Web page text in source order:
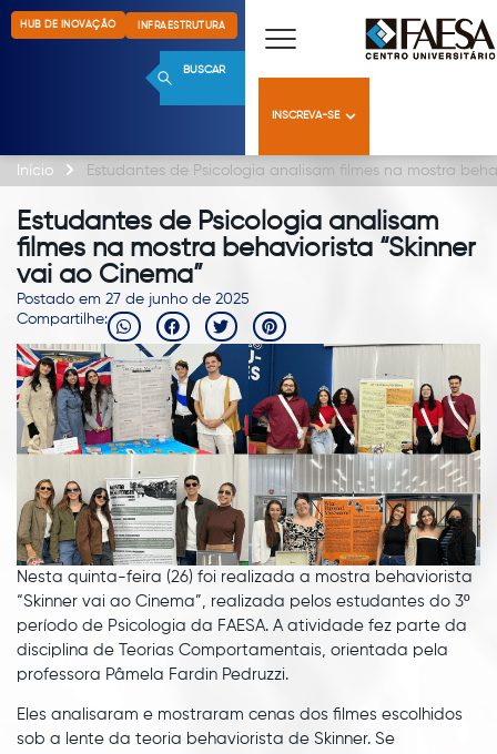
HUB DE INOVAÇÃO INFRAESTRUTURA
BUSCAR
INSCREVA-SE
Início Estudantes de Psicologia analisam filmes na mostra
Estudantes de Psicologia analisam
filmes na mostra behaviorista “Skinner
vai ao Cinema”
Postado em 27 de junho de 2025
Compartilhe:
Nesta quinta-feira (26) foi realizada a mostra behaviorista
“Skinner vai ao Cinema”, realizada pelos estudantes do 3º
período de Psicologia da FAESA. A atividade fez parte da
disciplina de Teorias Comportamentais, orientada pela
professora Pâmela Fardin Pedruzzi.
Eles analisaram e mostraram cenas dos filmes escolhidos
sob a lente da teoria behaviorista de Skinner. Se